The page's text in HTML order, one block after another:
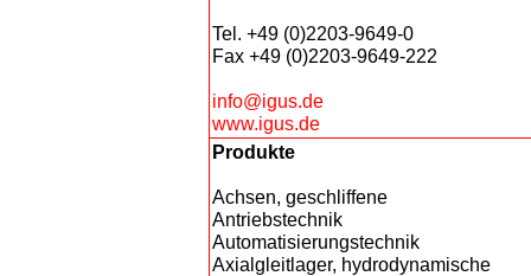
Tel. +49 (0)2203-9649-0
Fax +49 (0)2203-9649-222
info@igus.de
www.igus.de
Produkte
Achsen, geschliffene
Antriebstechnik
Automatisierungstechnik
Axialgleitlager, hydrodynamische